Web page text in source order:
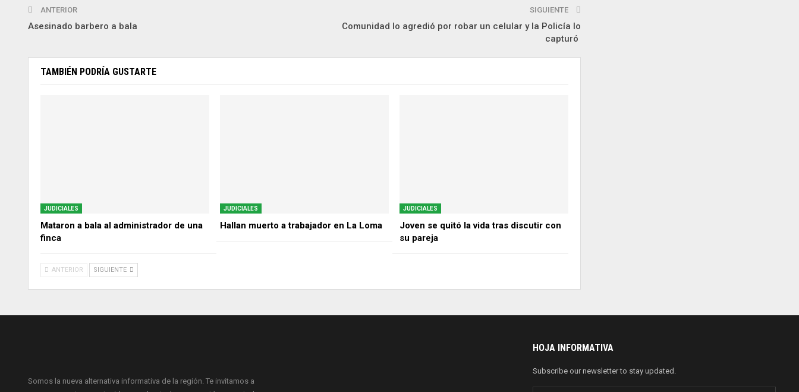
ANTERIOR
Asesinado barbero a bala
SIGUIENTE
Comunidad lo agredió por robar un celular y la Policía lo
capturó
TAMBIÉN PODRÍA GUSTARTE
JUDICIALES
Mataron a bala al administrador de una
finca
JUDICIALES
Hallan muerto a trabajador en La Loma
JUDICIALES
Joven se quitó la vida tras discutir con
su pareja
ANTERIOR SIGUIENTE
Somos la nueva alternativa informativa de la región. Te invitamos a
HOJA INFORMATIVA
Subscribe our newsletter to stay updated.